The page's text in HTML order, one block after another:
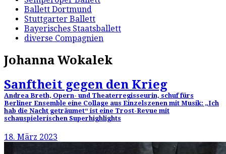
Ballett Dortmund
Stuttgarter Ballett
Bayerisches Staatsballett
diverse Compagnien
Johanna Wokalek
Sanftheit gegen den Krieg
Andrea Breth, Opern- und Theaterregisseurin, schuf fürs
Berliner Ensemble eine Collage aus Einzelszenen mit Musik: „Ich
hab die Nacht geträumet“ ist eine Trost-Revue mit
schauspielerischen Superhighlights
18. März 2023